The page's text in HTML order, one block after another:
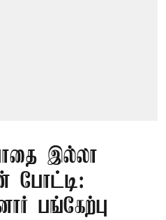
இல்லா
போட்டி:
பங்கேற்பு